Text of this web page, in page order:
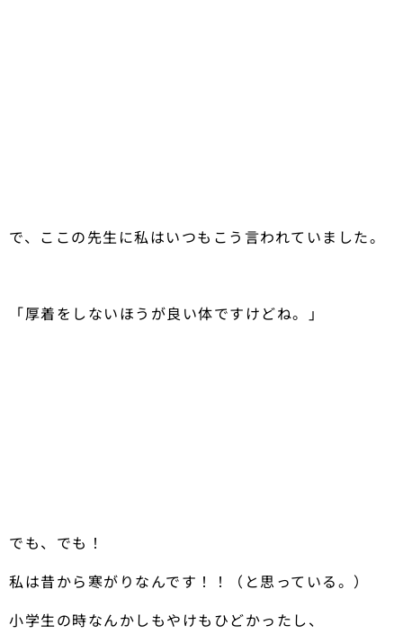
で、ここの先生に私はいつもこう言われていました。
「厚着をしないほうが良い体ですけどね。」
でも、でも！
私は昔から寒がりなんです！！（と思っている。）
小学生の時なんかしもやけもひどかったし、